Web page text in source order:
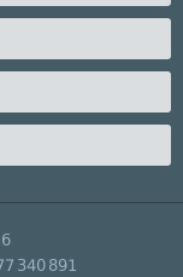
340 891